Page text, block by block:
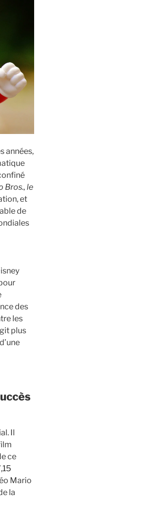
années,
Bros., le
et
de
des
les
plus
Il
ce
Mario
la